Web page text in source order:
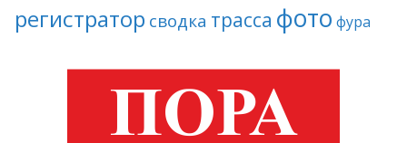
регистратор сводка трасса фото фура